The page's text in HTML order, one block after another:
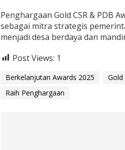
Penghargaan Gold CSR & PDB
sebagai mitra strategis
menjadi desa berdaya dan
Post Views: 1
Berkelanjutan Awards 2025 Gold
Raih Penghargaan